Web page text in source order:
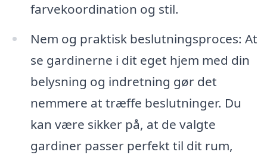
farvekoordination og stil.
Nem og praktisk beslutningsproces: At
se gardinerne i dit eget hjem med din
belysning og indretning gør det
nemmere at træffe beslutninger. Du
kan være sikker på, at de valgte
gardiner passer perfekt til dit rum,